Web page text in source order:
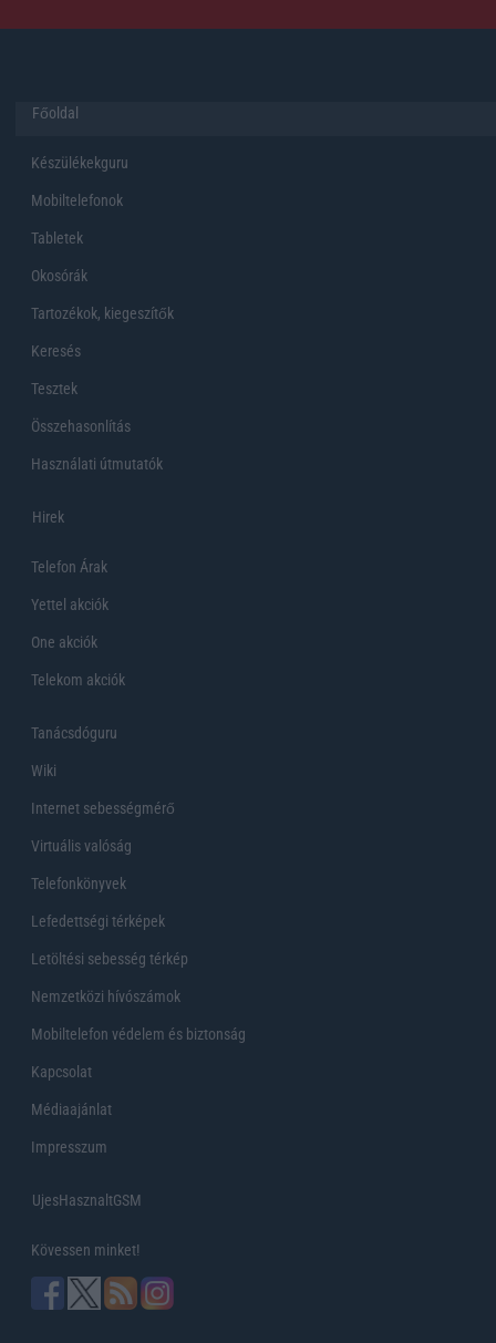
Főoldal
Készülékekguru
Mobiltelefonok
Tabletek
Okosórák
Tartozékok, kiegeszítők
Keresés
Tesztek
Összehasonlítás
Használati útmutatók
Hirek
Telefon Árak
Yettel akciók
One akciók
Telekom akciók
Tanácsdóguru
Wiki
Internet sebességmérő
Virtuális valóság
Telefonkönyvek
Lefedettségi térképek
Letöltési sebesség térkép
Nemzetközi hívószámok
Mobiltelefon védelem és biztonság
Kapcsolat
Médiaajánlat
Impresszum
UjesHasznaltGSM
Kövessen minket!